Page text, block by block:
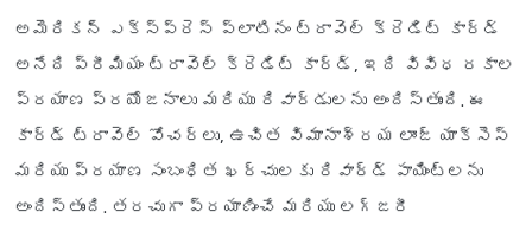
అమెరికన్ ఎక్స్‌ప్రెస్ ప్లాటినం ట్రావెల్ క్రెడిట్ కార్డ్
అనేది ప్రీమియం ట్రావెల్ క్రెడిట్ కార్డ్, ఇది వివిధ రకాల
ప్రయాణ ప్రయోజనాలు మరియు రివార్డులను అందిస్తుంది. ఈ
కార్డ్ ట్రావెల్ వోచర్లు, ఉచిత విమానాశ్రయ లాంజ్ యాక్సెస్
మరియు ప్రయాణ సంబంధిత ఖర్చులకు రివార్డ్ పాయింట్లను
అందిస్తుంది. తరచుగా ప్రయాణించే మరియు లగ్జరీ